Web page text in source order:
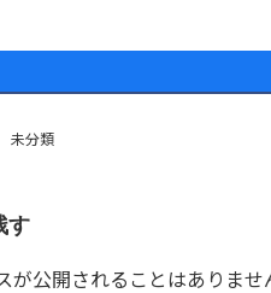
未分類
す
が公開されることはありませ